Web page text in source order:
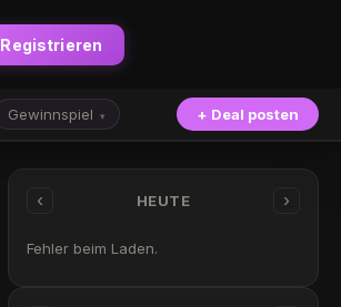
Registrieren
Gewinnspiel ▾ + Deal posten
‹ HEUTE ›
Fehler beim Laden.